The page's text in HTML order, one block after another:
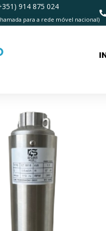
914 875 024
para a rede móvel nacional)